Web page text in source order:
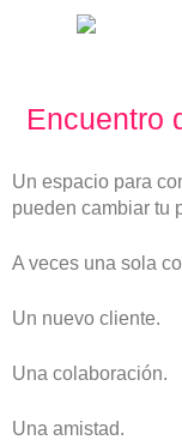
Encuentro
Un espacio para
pueden cambiar tu
A veces una sola
Un nuevo cliente.
Una colaboración.
Una amistad.